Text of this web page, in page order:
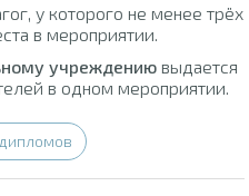
у которого не менее трёх
в мероприятии.
учреждению выдается
в одном мероприятии.